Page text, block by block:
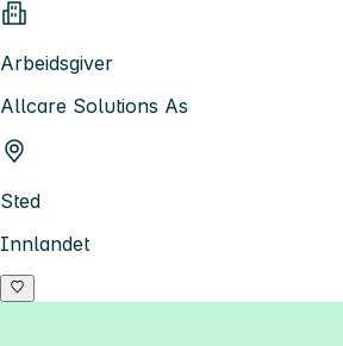
Arbeidsgiver
Allcare Solutions As
Sted
Innlandet